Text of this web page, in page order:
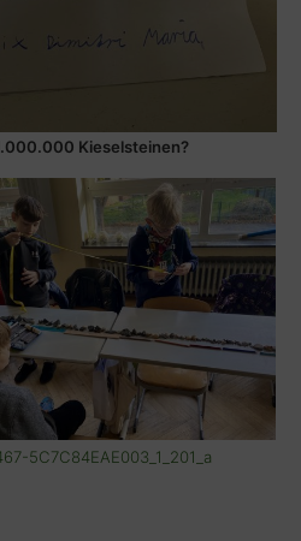
Kieselsteinen?